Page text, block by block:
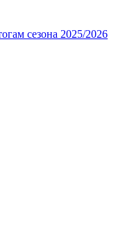
сезона 2025/2026